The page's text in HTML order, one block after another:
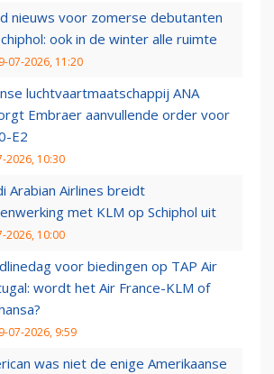
nieuws voor zomerse debutanten
ook in de winter alle ruimte
07-2026, 11:20
luchtvaartmaatschappij ANA
Embraer aanvullende order voor
E2
2026, 10:30
Arabian Airlines breidt
met KLM op Schiphol uit
2026, 10:00
voor biedingen op TAP Air
wordt het Air France-KLM of
07-2026, 9:59
was niet de enige Amerikaanse